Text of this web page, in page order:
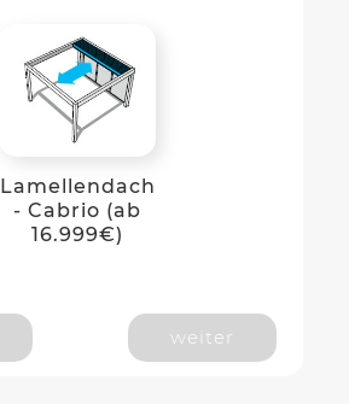
Lamellendach
- Cabrio (ab
16.999€)
weiter